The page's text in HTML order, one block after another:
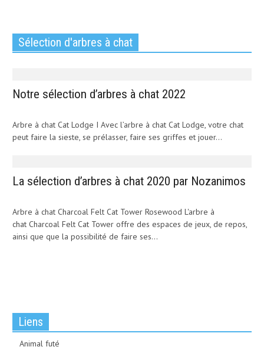
Sélection d'arbres à chat
Notre sélection d’arbres à chat 2022
Arbre à chat Cat Lodge I Avec l’arbre à chat Cat Lodge, votre chat
peut faire la sieste, se prélasser, faire ses griffes et jouer...
La sélection d’arbres à chat 2020 par Nozanimos
Arbre à chat Charcoal Felt Cat Tower Rosewood L'arbre à
chat Charcoal Felt Cat Tower offre des espaces de jeux, de repos,
ainsi que que la possibilité de faire ses...
Liens
Animal futé